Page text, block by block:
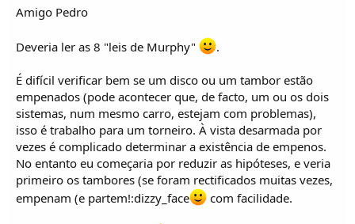
Amigo Pedro
Deveria ler as 8 "leis de Murphy" .
É difícil verificar bem se um disco ou um tambor estão
empenados (pode acontecer que, de facto, um ou os dois
sistemas, num mesmo carro, estejam com problemas),
isso é trabalho para um torneiro. À vista desarmada por
vezes é complicado determinar a existência de empenos.
No entanto eu começaria por reduzir as hipóteses, e veria
primeiro os tambores (se foram rectificados muitas vezes,
empenam (e partem!:dizzy_face
com facilidade.